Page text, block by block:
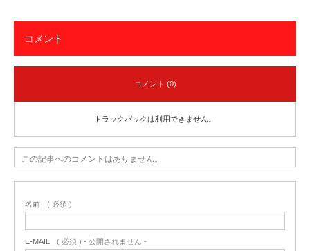
コメント
コメント (0)
トラックバックは利用できません。
この記事へのコメントはありません。
名前 ( 必須 )
E-MAIL ( 必須 ) - 公開されません -